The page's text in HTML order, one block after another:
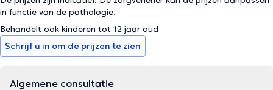
in functie van de pathologie.
Behandelt ook kinderen tot 12 jaar oud
Schrijf u in om de prijzen te zien
Algemene consultatie